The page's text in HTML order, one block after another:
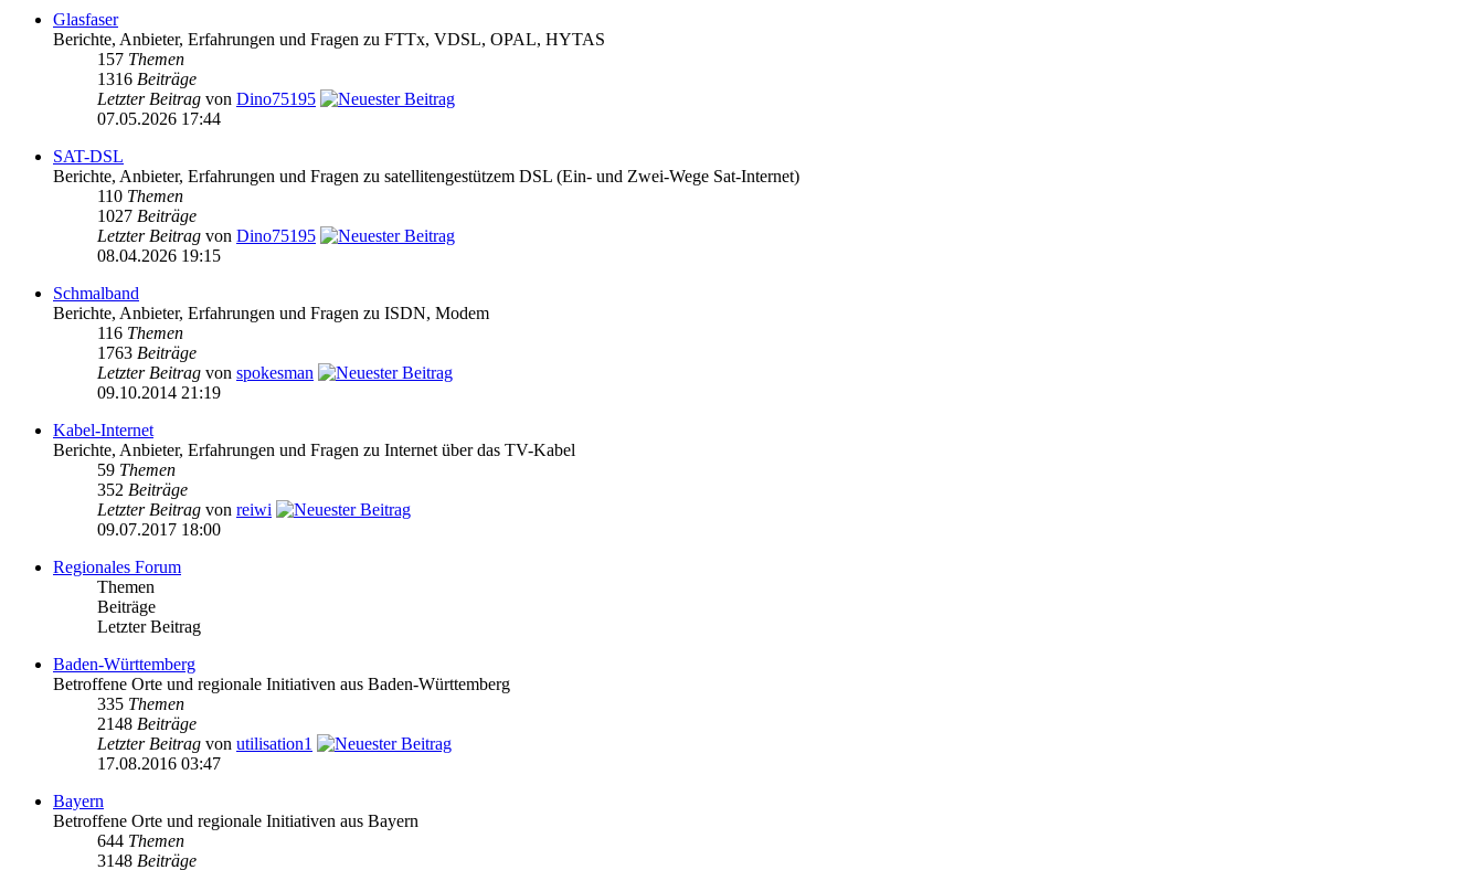
Glasfaser
Berichte, Anbieter, Erfahrungen und Fragen zu FTTx, VDSL, OPAL, HYTAS
157 Themen
1316 Beiträge
Letzter Beitrag von Dino75195
07.05.2026 17:44
SAT-DSL
Berichte, Anbieter, Erfahrungen und Fragen zu satellitengestützem DSL (Ein- und Zwei-Wege Sat-Internet)
110 Themen
1027 Beiträge
Letzter Beitrag von Dino75195
08.04.2026 19:15
Schmalband
Berichte, Anbieter, Erfahrungen und Fragen zu ISDN, Modem
116 Themen
1763 Beiträge
Letzter Beitrag von spokesman
09.10.2014 21:19
Kabel-Internet
Berichte, Anbieter, Erfahrungen und Fragen zu Internet über das TV-Kabel
59 Themen
352 Beiträge
Letzter Beitrag von reiwi
09.07.2017 18:00
Regionales Forum
Themen
Beiträge
Letzter Beitrag
Baden-Württemberg
Betroffene Orte und regionale Initiativen aus Baden-Württemberg
335 Themen
2148 Beiträge
Letzter Beitrag von utilisation1
17.08.2016 03:47
Bayern
Betroffene Orte und regionale Initiativen aus Bayern
644 Themen
3148 Beiträge